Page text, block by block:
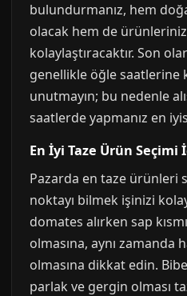
bulundurmanız, hem
olacak hem de ürünlerinizi
kolaylaştıracaktır. Son
genellikle öğle saatlerine
unutmayın; bu nedenle
saatlerde yapmanız en
En İyi Taze Ürün Seçimi
Pazarda en taze ürünleri
noktayı bilmek işinizi
domates alırken sap
olmasına, aynı zamanda
olmasına dikkat edin.
parlak ve gergin olması